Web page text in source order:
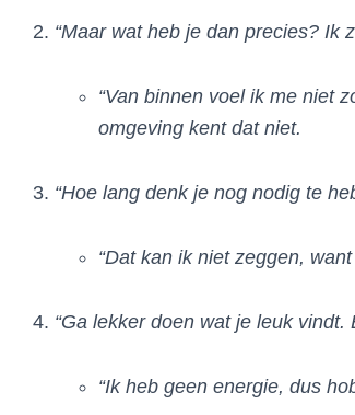
“Maar wat heb je dan precies? Ik
“Van binnen voel ik me niet
omgeving kent dat niet.
“Hoe lang denk je nog nodig te
“Dat kan ik niet zeggen,
“Ga lekker doen wat je leuk
“Ik heb geen energie, dus